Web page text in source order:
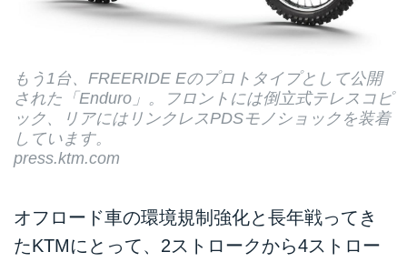
もう1台、FREERIDE Eのプロトタイプとして公開
された「Enduro」。フロントには倒立式テレスコピ
ック、リアにはリンクレスPDSモノショックを装着
しています。
press.ktm.com
オフロード車の環境規制強化と長年戦ってき
たKTMにとって、2ストロークから4ストロー